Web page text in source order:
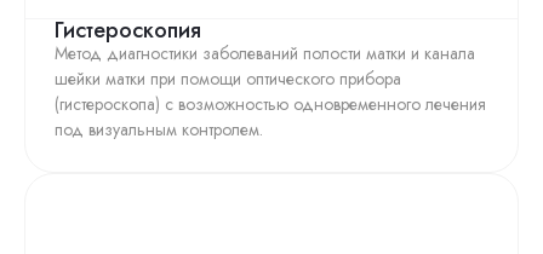
Гистероскопия
Метод диагностики заболеваний полости матки и канала
шейки матки при помощи оптического прибора
(гистероскопа) с возможностью одновременного лечения
под визуальным контролем.